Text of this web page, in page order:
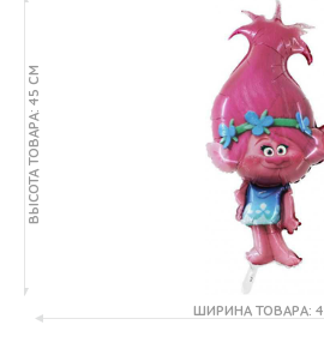
ВЫСОТА ТОВАРА: 45 СМ
ШИРИНА ТОВАРА: